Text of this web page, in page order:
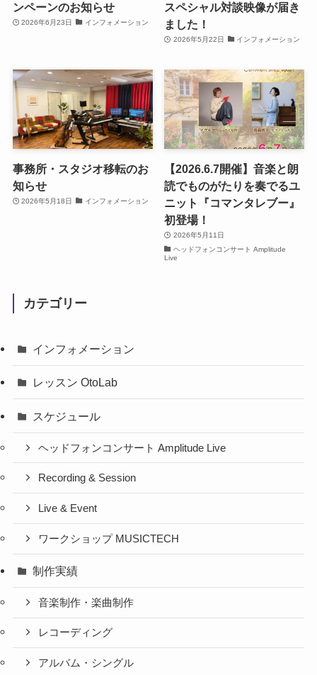
ンペーンのお知らせ
2026年6月23日 インフォメーション
スペシャル対談映像が届き
ました！
2026年5月22日 インフォメーション
事務所・スタジオ移転のお
知らせ
2026年5月18日 インフォメーション
【2026.6.7開催】音楽と朗
読でものがたりを奏でるユ
ニット『コマンタレブー』
初登場！
2026年5月11日
ヘッドフォンコンサート Amplitude
Live
カテゴリー
インフォメーション
レッスン OtoLab
スケジュール
ヘッドフォンコンサート Amplitude Live
Recording & Session
Live & Event
ワークショップ MUSICTECH
制作実績
音楽制作・楽曲制作
レコーディング
アルバム・シングル